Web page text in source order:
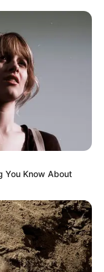
You Know About